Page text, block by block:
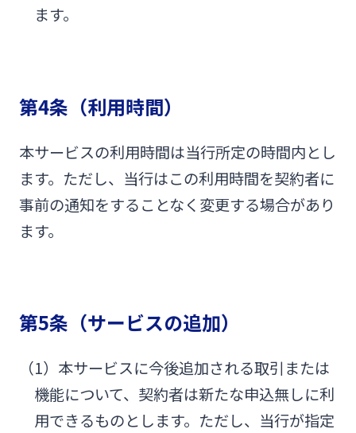
ます。
第4条（利用時間）
本サービスの利用時間は当行所定の時間内とし
ます。ただし、当行はこの利用時間を契約者に
事前の通知をすることなく変更する場合があり
ます。
第5条（サービスの追加）
（1）本サービスに今後追加される取引または
機能について、契約者は新たな申込無しに利
用できるものとします。ただし、当行が指定